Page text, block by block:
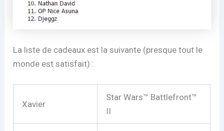
La liste de cadeaux est la suivante (presque tout le
monde est satisfait) :
Xavier
Star Wars™ Battlefront™
II